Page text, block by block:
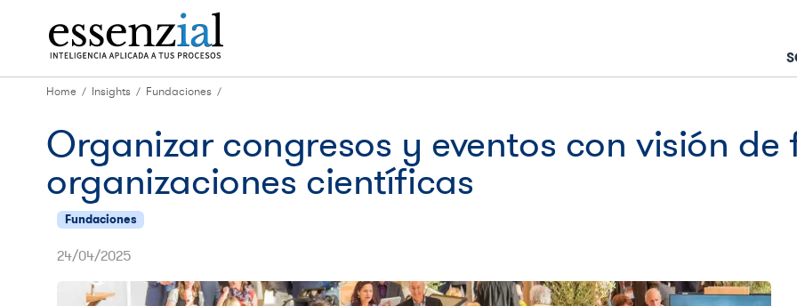
Home / Insights / Fundaciones /
Organizar congresos y eventos con visión de
organizaciones científicas
Fundaciones
24/04/2025